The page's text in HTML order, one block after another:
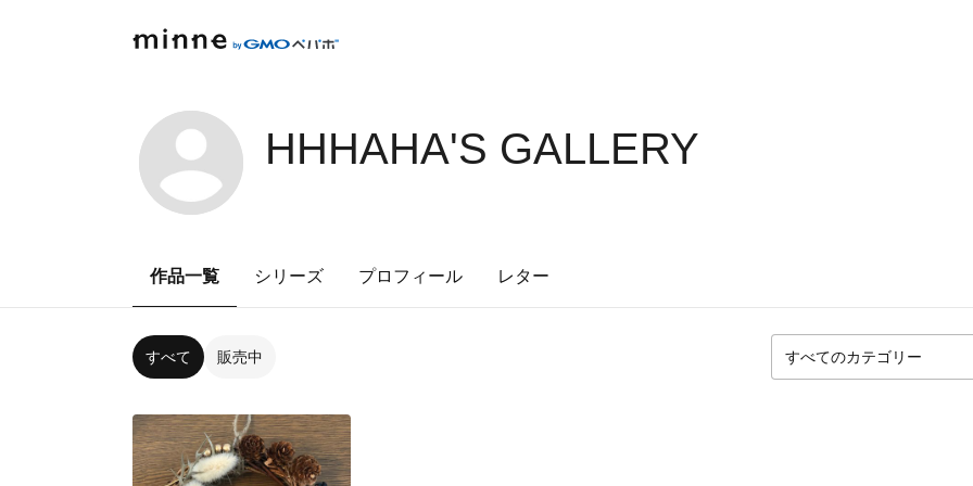
HHHAHA'S GALLERY
作品一覧 シリーズ プロフィール レター
すべて 販売中